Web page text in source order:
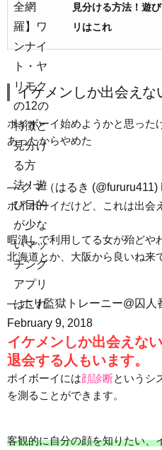
見分ける方法！遊
リはこれ
イケメンしか出会えな
ポイボーイ始めようかと思った
あったからやめた
— クマ（はるき (@fururu411)
ポイボーイだけど、これは出会
暇潰しで利用してる女が殆どや
北海道とか、大阪から良いね来
— ホリ監獄トレーニー@囚人
February 9, 2018
イケメンしか出会えな
退会する人もいます。
ポイボーイには顔診断というシ
を測ることができます。
客観的に自分の顔を知りたい、